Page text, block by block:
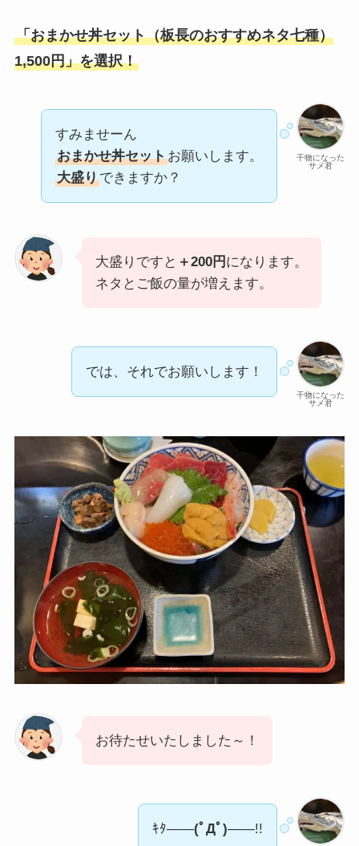
「おまかせ丼セット（板長のおすすめネタ七種）
1,500円」を選択！
干物になった
サメ君
すみませーん
おまかせ丼セットお願いします。
大盛りできますか？
大盛りですと ＋200円 になります。
ネタとご飯の量が増えます。
干物になった
サメ君
では、それでお願いします！
お待たせいたしました～！
ｷﾀ――(ﾟДﾟ)――!!